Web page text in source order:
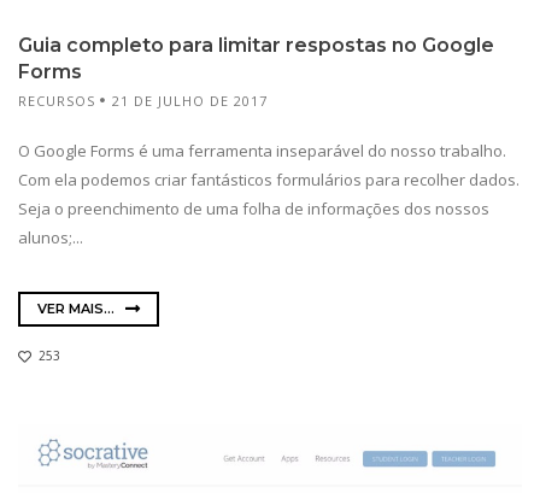
Guia completo para limitar respostas no Google
Forms
RECURSOS 21 DE JULHO DE 2017
O Google Forms é uma ferramenta inseparável do nosso trabalho.
Com ela podemos criar fantásticos formulários para recolher dados.
Seja o preenchimento de uma folha de informações dos nossos
alunos;...
VER MAIS...
253